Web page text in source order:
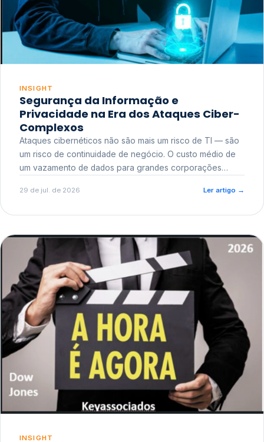
INSIGHT
Segurança da Informação e
Privacidade na Era dos Ataques Ciber-
Complexos
Ataques cibernéticos não são mais um risco de TI — são
um risco de continuidade de negócio. O custo médio de
um vazamento de dados para grandes corporações
reputacional e o risco regulatório junto a órgãos como a
29 de jul. de 2026 Ler artigo →
INSIGHT